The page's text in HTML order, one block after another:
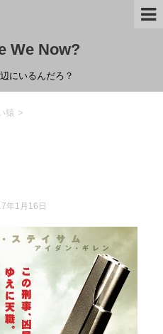
We Now?
にいるんだろ？
猿 >
年1月16日